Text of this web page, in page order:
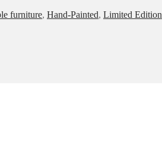
furniture, Hand-Painted, Limited Edition